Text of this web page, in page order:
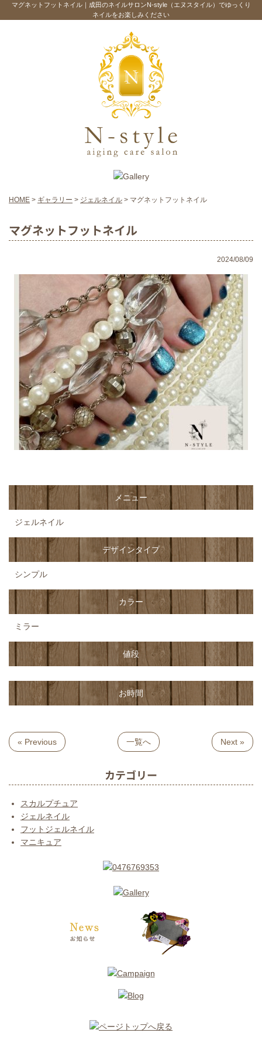
マグネットフットネイル｜成田のネイルサロンN-style（エヌスタイル）でゆっくり
ネイルをお楽しみください
HOME > ギャラリー > ジェルネイル > マグネットフットネイル
マグネットフットネイル
2024/08/09
メニュー
ジェルネイル
デザインタイプ
シンプル
カラー
ミラー
値段
お時間
« Previous 一覧へ Next »
カテゴリー
スカルプチュア
ジェルネイル
フットジェルネイル
マニキュア